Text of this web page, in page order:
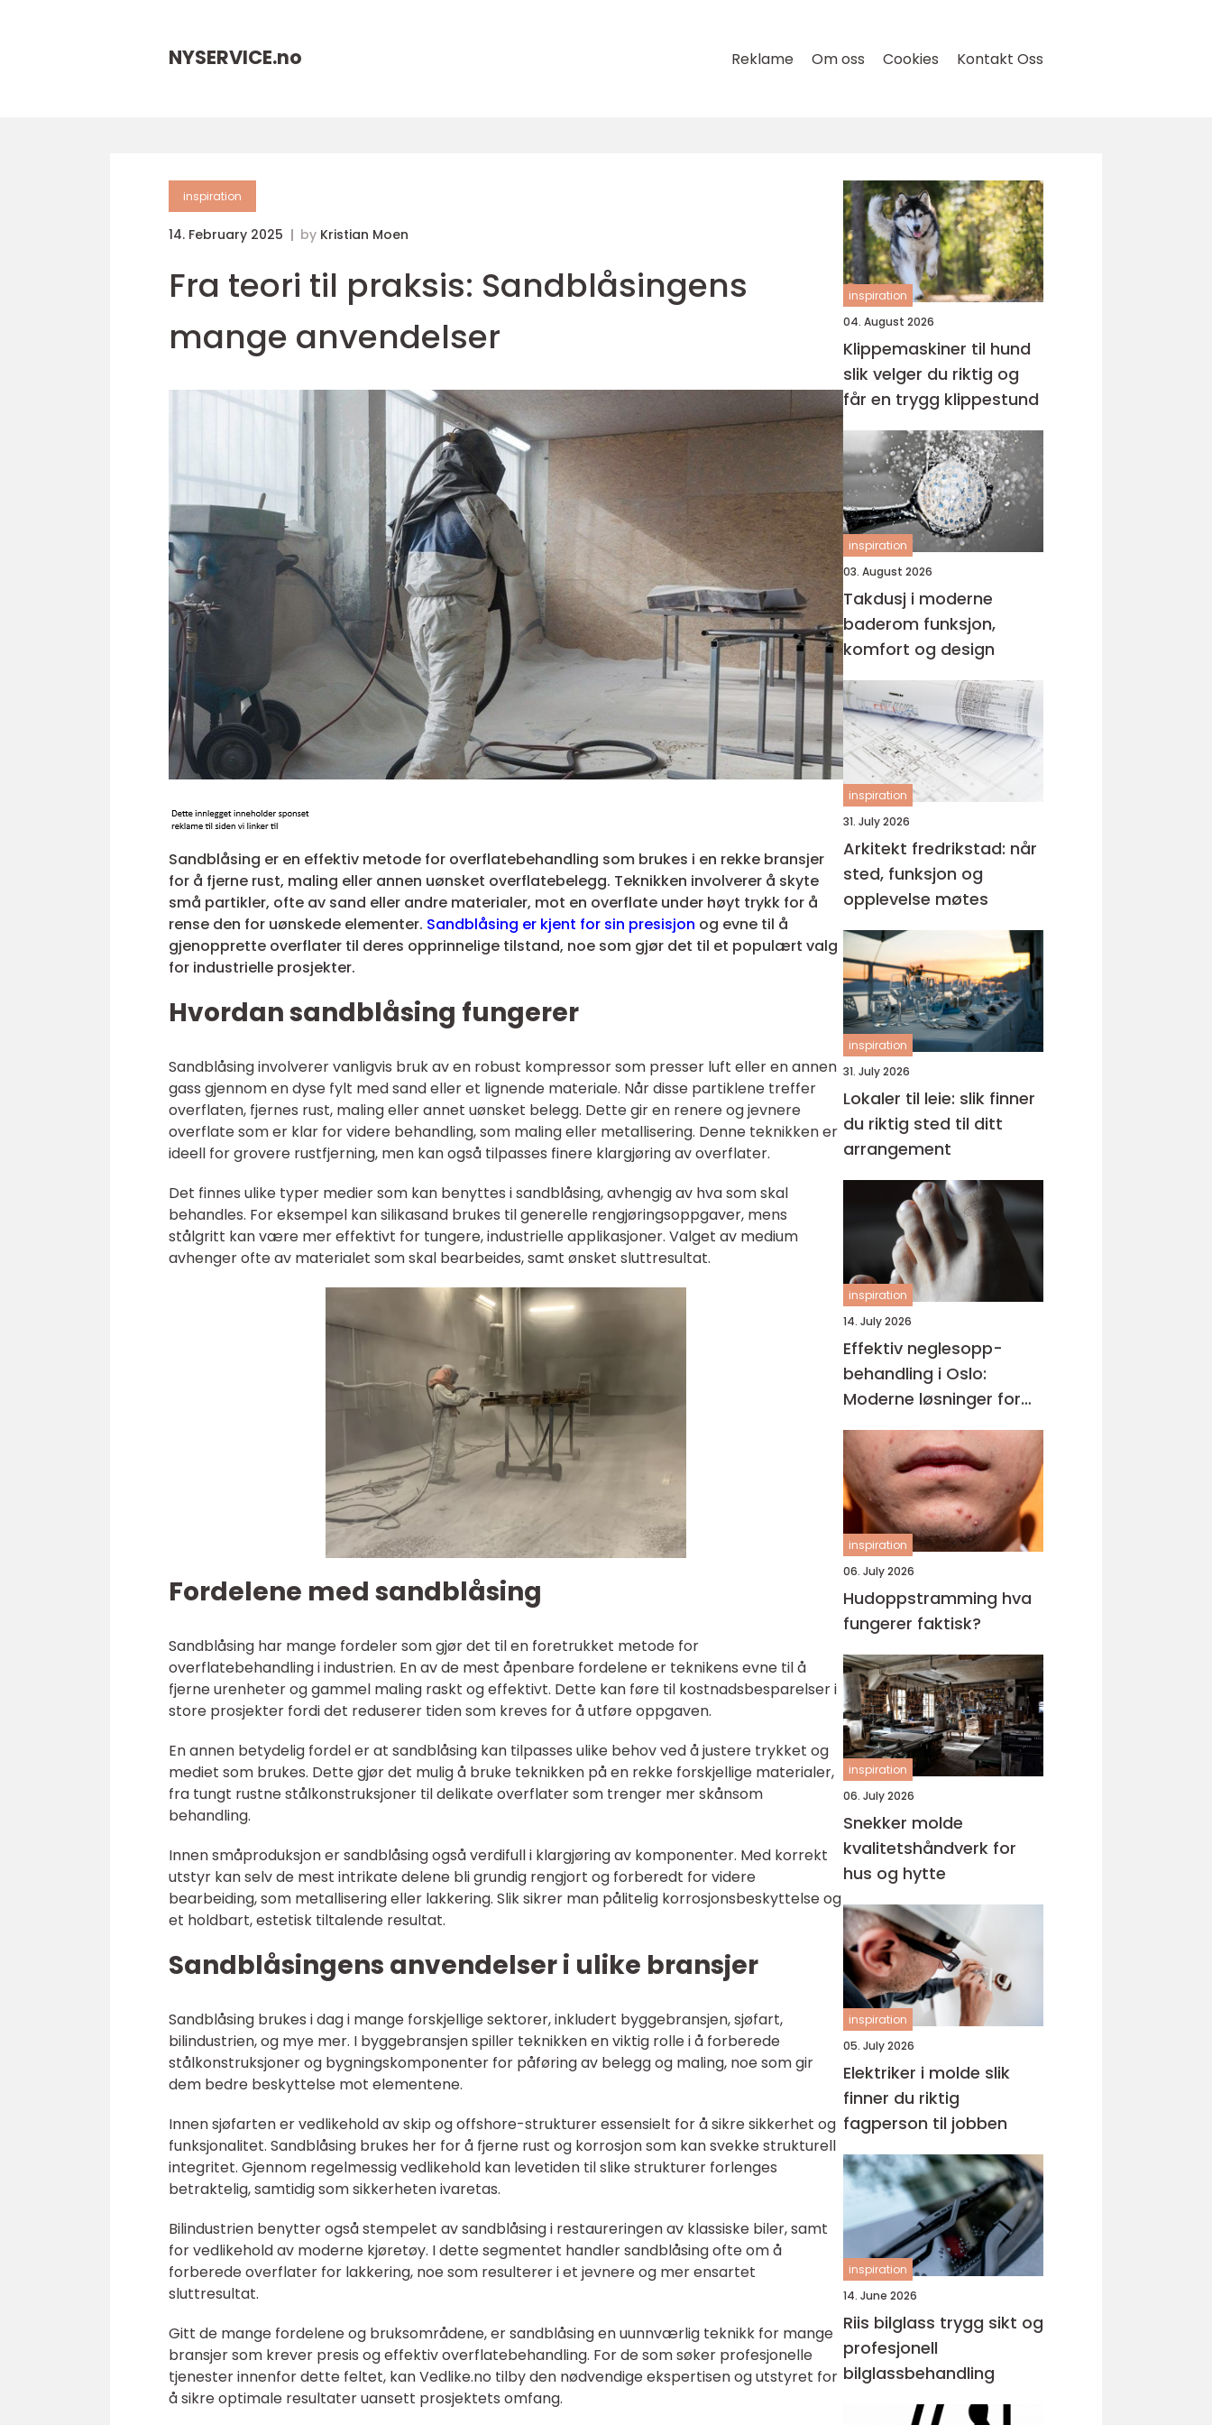
NYSERVICE.no Reklame Om oss Cookies Kontakt Oss
inspiration
14. February 2025 by Kristian Moen
Fra teori til praksis: Sandblåsingens
mange anvendelser
Sandblåsing er en effektiv metode for overflatebehandling som brukes i en rekke bransjer
for å fjerne rust, maling eller annen uønsket overflatebelegg. Teknikken involverer å skyte
små partikler, ofte av sand eller andre materialer, mot en overflate under høyt trykk for å
rense den for uønskede elementer. Sandblåsing er kjent for sin presisjon og evne til å
gjenopprette overflater til deres opprinnelige tilstand, noe som gjør det til et populært valg
for industrielle prosjekter.
Hvordan sandblåsing fungerer
Sandblåsing involverer vanligvis bruk av en robust kompressor som presser luft eller en annen
gass gjennom en dyse fylt med sand eller et lignende materiale. Når disse partiklene treffer
overflaten, fjernes rust, maling eller annet uønsket belegg. Dette gir en renere og jevnere
overflate som er klar for videre behandling, som maling eller metallisering. Denne teknikken er
ideell for grovere rustfjerning, men kan også tilpasses finere klargjøring av overflater.
Det finnes ulike typer medier som kan benyttes i sandblåsing, avhengig av hva som skal
behandles. For eksempel kan silikasand brukes til generelle rengjøringsoppgaver, mens
stålgritt kan være mer effektivt for tungere, industrielle applikasjoner. Valget av medium
avhenger ofte av materialet som skal bearbeides, samt ønsket sluttresultat.
Fordelene med sandblåsing
Sandblåsing har mange fordeler som gjør det til en foretrukket metode for
overflatebehandling i industrien. En av de mest åpenbare fordelene er teknikens evne til å
fjerne urenheter og gammel maling raskt og effektivt. Dette kan føre til kostnadsbesparelser i
store prosjekter fordi det reduserer tiden som kreves for å utføre oppgaven.
En annen betydelig fordel er at sandblåsing kan tilpasses ulike behov ved å justere trykket og
mediet som brukes. Dette gjør det mulig å bruke teknikken på en rekke forskjellige materialer,
fra tungt rustne stålkonstruksjoner til delikate overflater som trenger mer skånsom
behandling.
Innen småproduksjon er sandblåsing også verdifull i klargjøring av komponenter. Med korrekt
utstyr kan selv de mest intrikate delene bli grundig rengjort og forberedt for videre
bearbeiding, som metallisering eller lakkering. Slik sikrer man pålitelig korrosjonsbeskyttelse og
et holdbart, estetisk tiltalende resultat.
Sandblåsingens anvendelser i ulike bransjer
Sandblåsing brukes i dag i mange forskjellige sektorer, inkludert byggebransjen, sjøfart,
bilindustrien, og mye mer. I byggebransjen spiller teknikken en viktig rolle i å forberede
stålkonstruksjoner og bygningskomponenter for påføring av belegg og maling, noe som gir
dem bedre beskyttelse mot elementene.
Innen sjøfarten er vedlikehold av skip og offshore-strukturer essensielt for å sikre sikkerhet og
funksjonalitet. Sandblåsing brukes her for å fjerne rust og korrosjon som kan svekke strukturell
integritet. Gjennom regelmessig vedlikehold kan levetiden til slike strukturer forlenges
betraktelig, samtidig som sikkerheten ivaretas.
Bilindustrien benytter også stempelet av sandblåsing i restaureringen av klassiske biler, samt
for vedlikehold av moderne kjøretøy. I dette segmentet handler sandblåsing ofte om å
forberede overflater for lakkering, noe som resulterer i et jevnere og mer ensartet
sluttresultat.
Gitt de mange fordelene og bruksområdene, er sandblåsing en uunnværlig teknikk for mange
bransjer som krever presis og effektiv overflatebehandling. For de som søker profesjonelle
tjenester innenfor dette feltet, kan Vedlike.no tilby den nødvendige ekspertisen og utstyret for
å sikre optimale resultater uansett prosjektets omfang.
inspiration
04. August 2026
Klippemaskiner til hund
slik velger du riktig og
får en trygg klippestund
inspiration
03. August 2026
Takdusj i moderne
baderom funksjon,
komfort og design
inspiration
31. July 2026
Arkitekt fredrikstad: når
sted, funksjon og
opplevelse møtes
inspiration
31. July 2026
Lokaler til leie: slik finner
du riktig sted til ditt
arrangement
inspiration
14. July 2026
Effektiv neglesopp-
behandling i Oslo:
Moderne løsninger for
friske negler og varig
effekt
inspiration
06. July 2026
Hudoppstramming hva
fungerer faktisk?
inspiration
06. July 2026
Snekker molde
kvalitetshåndverk for
hus og hytte
inspiration
05. July 2026
Elektriker i molde slik
finner du riktig
fagperson til jobben
inspiration
14. June 2026
Riis bilglass trygg sikt og
profesjonell
bilglassbehandling